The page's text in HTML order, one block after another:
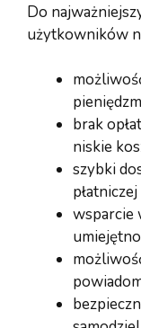
Do
użytkowników
brak
niskie
szybki
wsparcie